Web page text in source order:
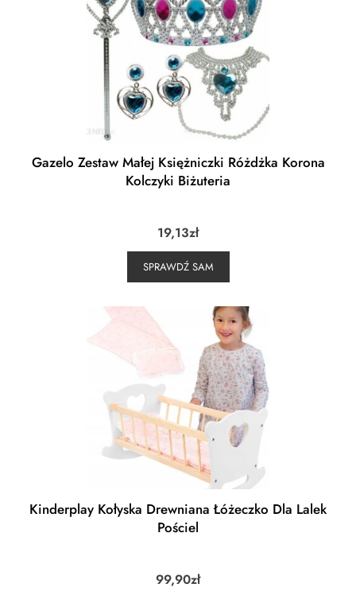
Gazelo Zestaw Małej Księżniczki Różdżka Korona
Kolczyki Biżuteria
19,13zł
SPRAWDŹ SAM
Kinderplay Kołyska Drewniana Łóżeczko Dla Lalek
Pościel
99,90zł